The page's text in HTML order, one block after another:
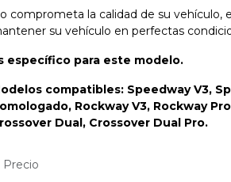
comprometa la calidad de su vehículo,
su vehículo en perfectas
específico para este modelo.
compatibles: Speedway V3,
Rockway V3, Rockway
Dual, Crossover Dual Pro.
Precio